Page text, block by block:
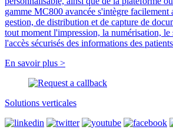
gamme MC800 avancée s'intègre facilement
gestion, de distribution et de capture de
tout moment l'impression, la numérisation,
l'accès sécurisés des informations des
En savoir plus >
Solutions verticales